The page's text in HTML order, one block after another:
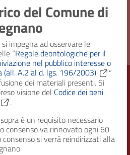
del Comune di
impegna ad osservare le
“Regole deontologiche per il
nel pubblico interesse o
(all. A.2 al d. lgs. 196/2003)
”
dei materiali presenti. Si
visione del Codice dei beni
.
è un requisito necessario
consenso va rinnovato ogni 60
si verrà reindirizzati alla
16 - Dal 1909 al 1911
– Archivio Storico